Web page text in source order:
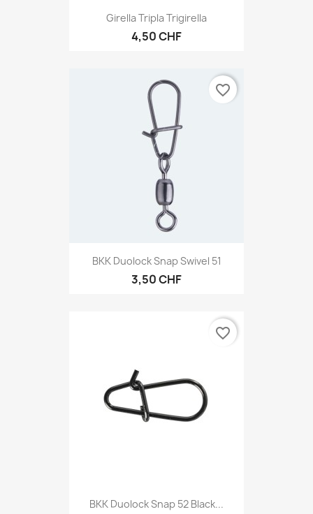
Girella Tripla Trigirella
4,50 CHF
BKK Duolock Snap Swivel 51
3,50 CHF
favorite_border
BKK Duolock Snap 52 Black...
favorite_border